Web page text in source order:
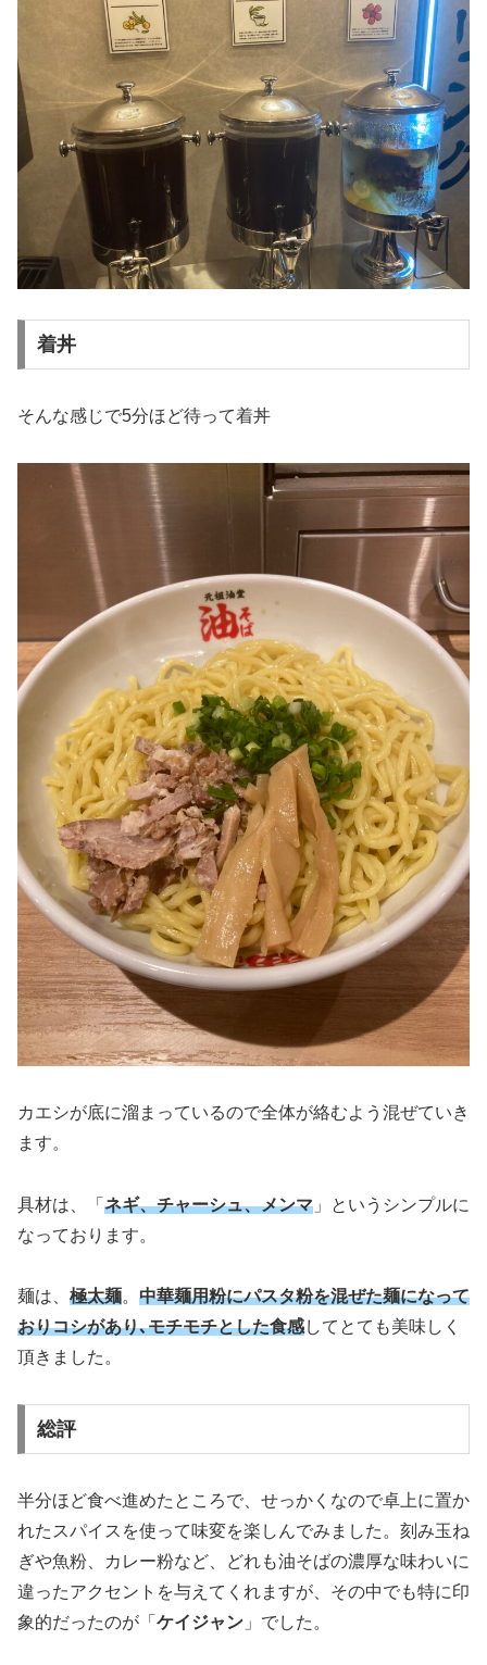
着丼
そんな感じで5分ほど待って着丼
カエシが底に溜まっているので全体が絡むよう混ぜていき
ます。
具材は、「 ネギ、チャーシュ、メンマ 」というシンプルに
なっております。
麺は、 極太麺。 中華麺用粉にパスタ粉を混ぜた麺になって
おりコシがあり､モチモチとした食感してとても美味しく
頂きました。
総評
半分ほど食べ進めたところで、せっかくなので卓上に置か
れたスパイスを使って味変を楽しんでみました。刻み玉ね
ぎや魚粉、カレー粉など、どれも油そばの濃厚な味わいに
違ったアクセントを与えてくれますが、その中でも特に印
象的だったのが「 ケイジャン 」でした。